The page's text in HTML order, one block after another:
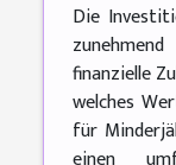
Die
finanzielle
welches
für